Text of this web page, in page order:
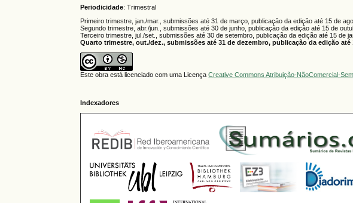
Periodicidade: Trimestral
Primeiro trimestre, jan./mar., submissões até 31 de março, publicação da edição até 15 de
Segundo trimestre, abr./jun., submissões até 30 de junho, publicação da edição até 15 de
Terceiro trimestre, jul./set., submissões até 30 de setembro, publicação da edição até 15 de
Quarto trimestre, out./dez., submissões até 31 de dezembro, publicação da edição até
Este obra está licenciado com uma LicençaCreative Commons Atribuição-NãoComercial-
Indexadores